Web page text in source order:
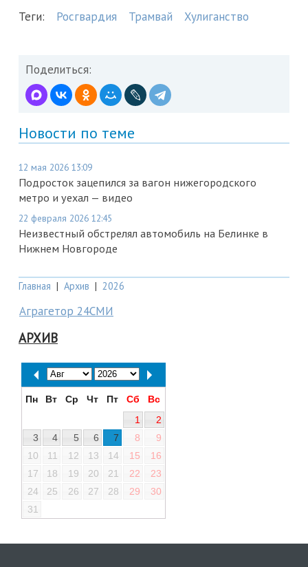
Теги: Росгвардия Трамвай Хулиганство
Поделиться:
Новости по теме
12 мая 2026 13:09
Подросток зацепился за вагон нижегородского
метро и уехал — видео
22 февраля 2026 12:45
Неизвестный обстрелял автомобиль на Белинке в
Нижнем Новгороде
Главная | Архив | 2026
Аграгетор 24СМИ
АРХИВ
Пн Вт Ср Чт Пт Сб
Вс
1
2
3
4 5 6 7 8
9
10
11 12 13 14 15
16
17
18 19 20 21 22
23
24
25 26 27 28 29
30
31